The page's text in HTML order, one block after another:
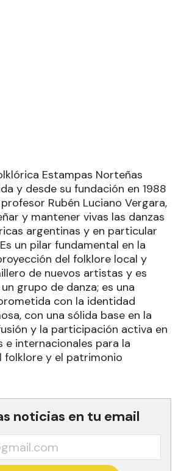
Estampas Norteñas
y desde su fundación en 1988
Rubén Luciano Vergara,
y mantener vivas las danzas
argentinas y en particular
un pilar fundamental en la
del folklore local y
de nuevos artistas y es
grupo de danza; es una
con la identidad
con una sólida base en la
y la participación activa en
e internacionales para la
folklore y el patrimonio
noticias en tu email